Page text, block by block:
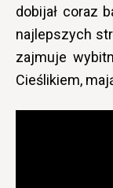
dobijał coraz
najlepszych
zajmuje
Cieślikiem,